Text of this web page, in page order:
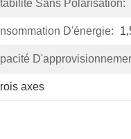
Sans Polarisation:
D'énergie:
axes